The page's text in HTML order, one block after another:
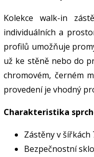
Kolekce walk-in
individuálních a
profilů umožňuje
už ke stěně nebo do
chromovém, černém
provedení je vhodný
Charakteristika
Zástěny v šířkách
Bezpečnostní